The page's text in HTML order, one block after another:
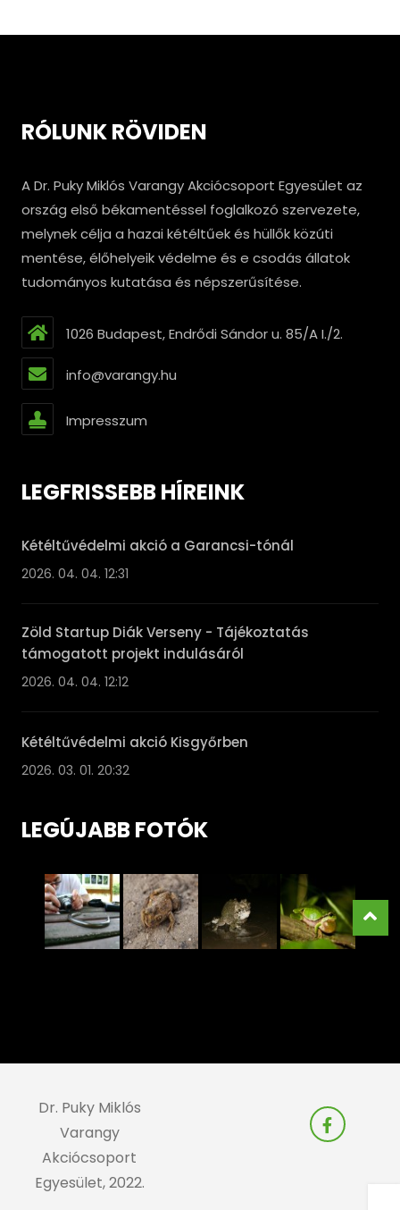
RÓLUNK RÖVIDEN
A Dr. Puky Miklós Varangy Akciócsoport Egyesület az
ország első békamentéssel foglalkozó szervezete,
melynek célja a hazai kétéltűek és hüllők közúti
mentése, élőhelyeik védelme és e csodás állatok
tudományos kutatása és népszerűsítése.
1026 Budapest, Endrődi Sándor u. 85/A I./2.
info@varangy.hu
Impresszum
LEGFRISSEBB HÍREINK
Kétéltűvédelmi akció a Garancsi-tónál
2026. 04. 04. 12:31
Zöld Startup Diák Verseny - Tájékoztatás
támogatott projekt indulásáról
2026. 04. 04. 12:12
Kétéltűvédelmi akció Kisgyőrben
2026. 03. 01. 20:32
LEGÚJABB FOTÓK
Dr. Puky Miklós
Varangy
Akciócsoport
Egyesület, 2022.